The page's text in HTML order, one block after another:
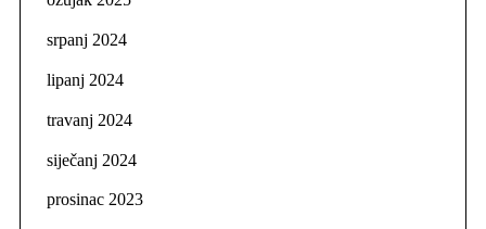
srpanj 2024
lipanj 2024
travanj 2024
siječanj 2024
prosinac 2023